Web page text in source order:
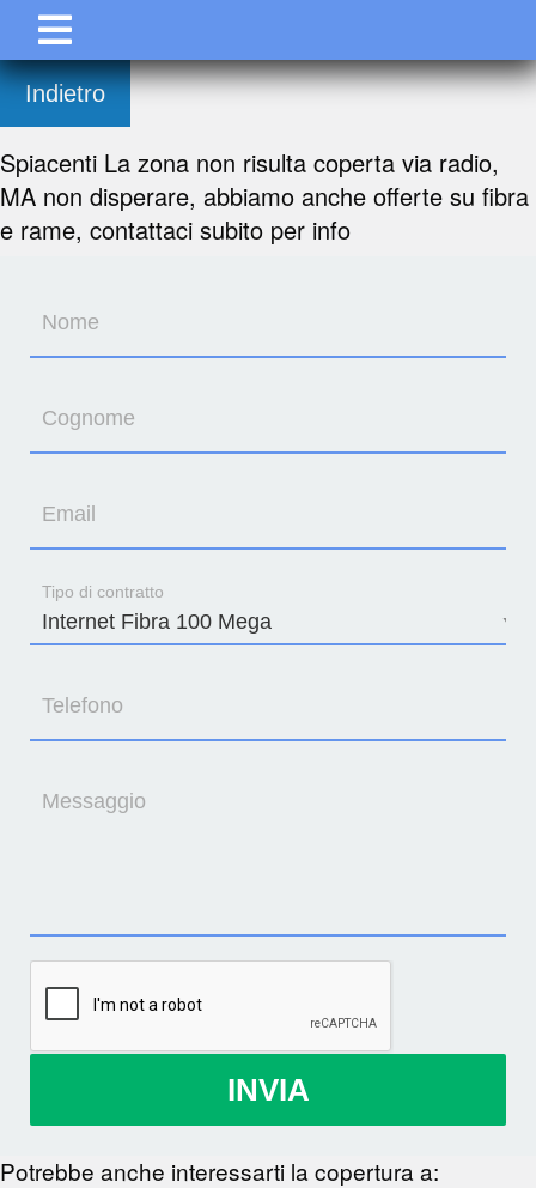
Indietro
Spiacenti La zona non risulta coperta via radio,
MA non disperare, abbiamo anche offerte su fibra
e rame, contattaci subito per info
Nome
Cognome
Email
Tipo di contratto
Telefono
Messaggio
INVIA
Potrebbe anche interessarti la copertura a: